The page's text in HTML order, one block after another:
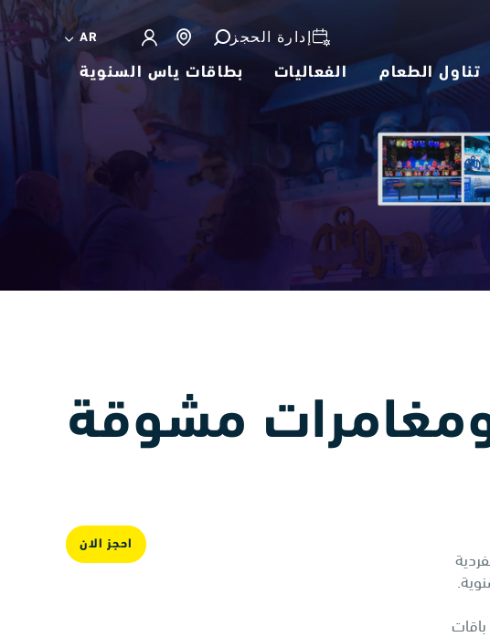
تناول الطعام الفعاليات بطاقات ياس السنوية
إدارة الحجز AR
ومغامرات مشوقة
طباعة الصور الفردية
المهارة، ووفروا حتى 120 درهم مع باقات
احجز الان